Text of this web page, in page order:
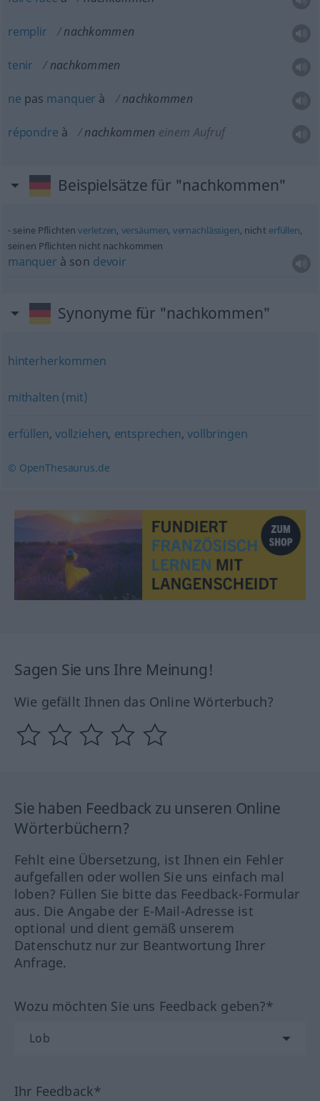
remplir nachkommen
tenir nachkommen
ne pas manquer à nachkommen
répondre à nachkommen einem Aufruf
Beispielsätze für "nachkommen"
seine Pflichtenverletzen, versäumen, vernachlässigen, nicht erfüllen,
seinen Pflichten nicht nachkommen
manquer à son devoir
Synonyme für "nachkommen"
hinterherkommen
mithalten (mit)
erfüllen, vollziehen, entsprechen,vollbringen
© OpenThesaurus.de
Sagen Sie uns Ihre Meinung!
Wie gefällt Ihnen das Online Wörterbuch?
Sie haben Feedback zu unseren Online
Wörterbüchern?
Fehlt eine Übersetzung, ist Ihnen ein Fehler
aufgefallen oder wollen Sie uns einfach mal
loben? Füllen Sie bitte das Feedback-Formular
aus. Die Angabe der E-Mail-Adresse ist
optional und dient gemäß unserem
Datenschutz nur zur Beantwortung Ihrer
Anfrage.
Wozu möchten Sie uns Feedback geben?*
Ihr Feedback*